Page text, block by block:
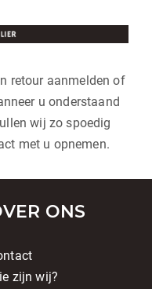
retour aanmelden of
u onderstaand
wij zo spoedig
met u opnemen.
ONS
zijn wij?